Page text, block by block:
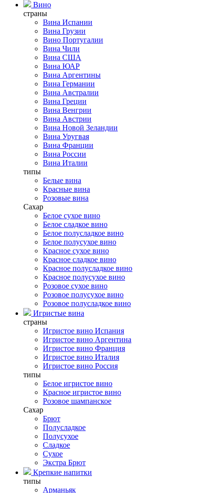
Вино
страны
Вина Испании
Вина Грузии
Вино Португалии
Вина Чили
Вина США
Вина ЮАР
Вина Аргентины
Вина Германии
Вина Австралии
Вина Греции
Вина Венгрии
Вина Австрии
Вина Новой Зеландии
Вина Уругвая
Вина Франции
Вина России
Вина Италии
типы
Белые вина
Красные вина
Розовые вина
Сахар
Белое сухое вино
Белое сладкое вино
Белое полусладкое вино
Белое полусухое вино
Красное сухое вино
Красное сладкое вино
Красное полусладкое вино
Красное полусухое вино
Розовое сухое вино
Розовое полусухое вино
Розовое полусладкое вино
Игристые вина
страны
Игристое вино Испания
Игристое вино Аргентина
Игристое вино Франция
Игристое вино Италия
Игристое вино Россия
типы
Белое игристое вино
Красное игристое вино
Розовое шампанское
Сахар
Брют
Полусладкое
Полусухое
Сладкое
Сухое
Экстра Брют
Крепкие напитки
типы
Арманьяк